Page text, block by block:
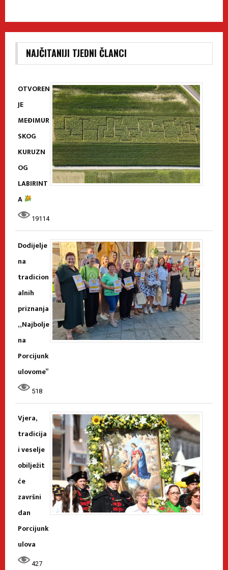
NAJČITANIJI TJEDNI ČLANCI
OTVOREN
JE
MEĐIMUR
SKOG
KURUZN
OG
LABIRINT
A
19114
Dodijelje
na
tradicion
alnih
priznanja
„Najbolje
na
Porcijunk
ulovome”
518
Vjera,
tradicija
i veselje
obilježit
će
završni
dan
Porcijunk
ulova
427